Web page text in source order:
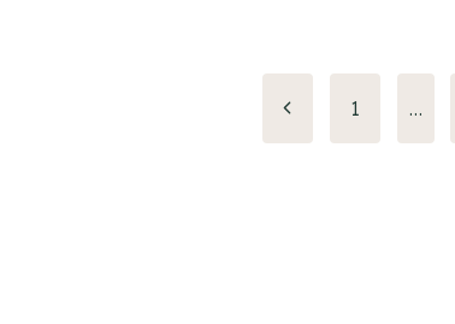
Page
1 …